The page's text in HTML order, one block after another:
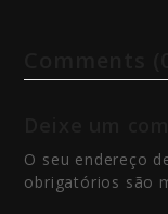
O seu endereço
obrigatórios são